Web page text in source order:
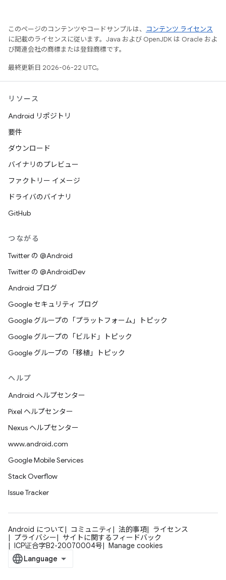
このページのコンテンツやコードサンプルは、
コンテンツ ライセンス
に記載のライセンスに従います。Java および OpenJDK は Oracle およ
び関連会社の商標または登録商標です。
最終更新日 2026-06-22 UTC。
リソース
Android リポジトリ
要件
ダウンロード
バイナリのプレビュー
ファクトリー イメージ
ドライバのバイナリ
GitHub
つながる
Twitter の @Android
Twitter の @AndroidDev
Android ブログ
Google セキュリティ ブログ
Google グループの「プラットフォーム」トピック
Google グループの「ビルド」トピック
Google グループの「移植」トピック
ヘルプ
Android ヘルプセンター
Pixel ヘルプセンター
Nexus ヘルプセンター
www.android.com
Google Mobile Services
Stack Overflow
Issue Tracker
Android について コミュニティ 法的事項
ライセンス
プライバシー
サイトに関するフィードバック
ICP证合字B2-20070004号
Manage cookies